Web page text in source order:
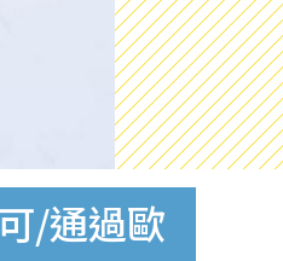
/通過歐